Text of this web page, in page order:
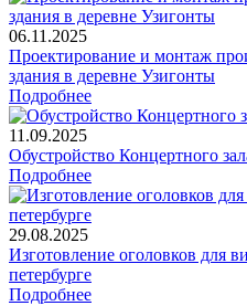
06.11.2025
Проектирование и монтаж
здания в деревне Узигонты
Подробнее
11.09.2025
Обустройство Концертного
Подробнее
29.08.2025
Изготовление оголовков для
петербурге
Подробнее